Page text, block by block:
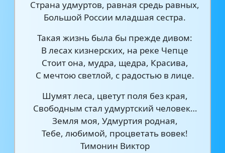
Страна удмуртов, равная средь равных,
Большой России младшая сестра.
Такая жизнь была бы прежде дивом:
В лесах кизнерских, на реке Чепце
Стоит она, мудра, щедра, Красива,
С мечтою светлой, с радостью в лице.
Шумят леса, цветут поля без края,
Свободным стал удмуртский человек…
Земля моя, Удмуртия родная,
Тебе, любимой, процветать вовек!
Тимонин Виктор